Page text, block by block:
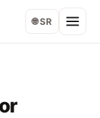
🌐 SR